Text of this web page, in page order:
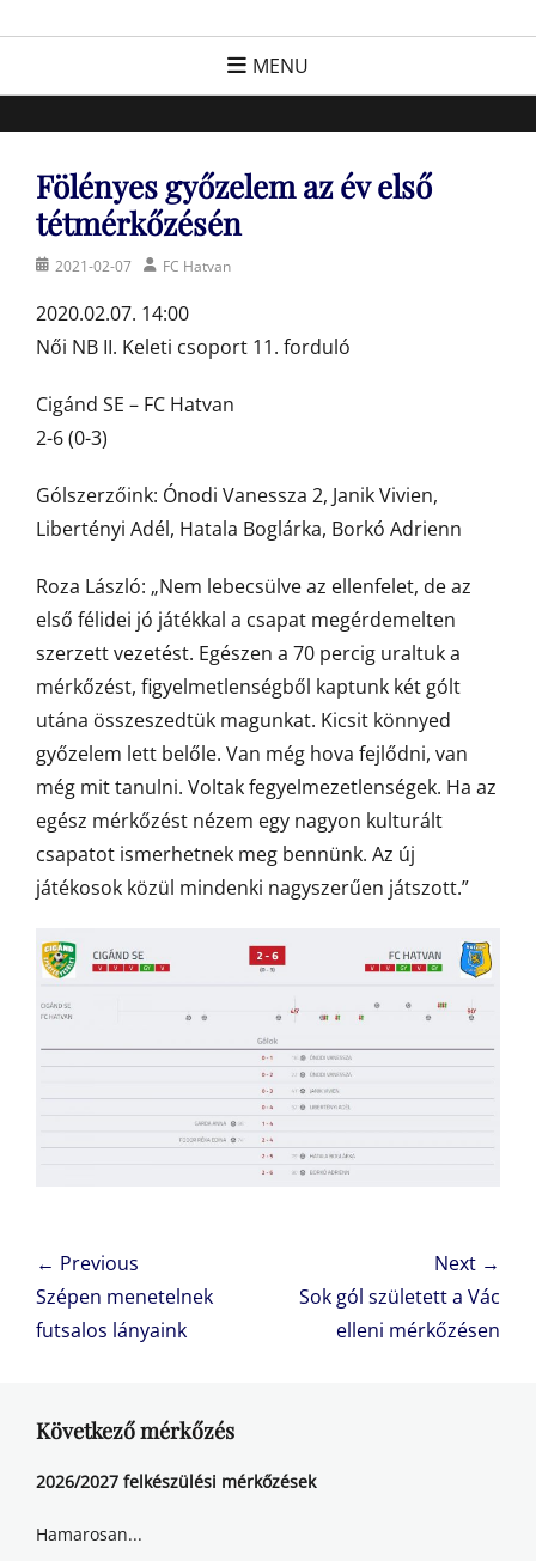
FC Hatvan
Egyesület a hatvani labdarúgásért, sportért!
MENU
Fölényes győzelem az év első
tétmérkőzésén
Posted2021-02-07 AuthorFC Hatvan
2020.02.07. 14:00
Női NB II. Keleti csoport 11. forduló
Cigánd SE – FC Hatvan
2-6 (0-3)
Gólszerzőink: Ónodi Vanessza 2, Janik Vivien,
Libertényi Adél, Hatala Boglárka, Borkó Adrienn
Roza László: „Nem lebecsülve az ellenfelet, de az
első félidei jó játékkal a csapat megérdemelten
szerzett vezetést. Egészen a 70 percig uraltuk a
mérkőzést, figyelmetlenségből kaptunk két gólt
utána összeszedtük magunkat. Kicsit könnyed
győzelem lett belőle. Van még hova fejlődni, van
még mit tanulni. Voltak fegyelmezetlenségek. Ha az
egész mérkőzést nézem egy nagyon kulturált
csapatot ismerhetnek meg bennünk. Az új
játékosok közül mindenki nagyszerűen játszott.”
Bejegyzés
navigáció
← Previous
Previous
post:
Szépen menetelnek
futsalos lányaink
Next →
NextSok gól született a Vác
elleni mérkőzésen
Következő mérkőzés
2026/2027 felkészülési mérkőzések
Hamarosan...